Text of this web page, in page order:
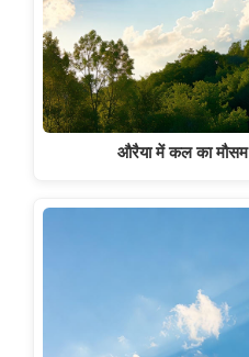
औरैया में कल का